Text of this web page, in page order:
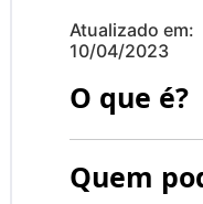
Atualizado em:
10/04/2023
O que é?
Quem